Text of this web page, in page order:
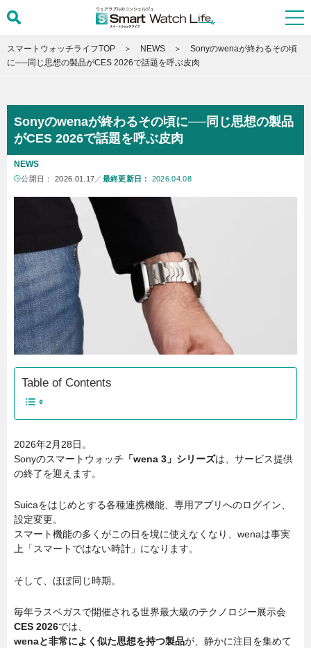
スマートウォッチライフTOP NEWS
Sonyのwenaが終わるその頃
に──同じ思想の製品がCES 2026で話題を呼ぶ皮肉
Sonyのwenaが終わるその頃に──同じ思想の製品
がCES 2026で話題を呼ぶ皮肉
NEWS
公開日： 2026.01.17 ／ 最終更新日： 2026.04.08
Table of Contents
2026年2月28日。
Sonyのスマートウォッチ 「wena 3」シリーズは、サービス提供
の終了を迎えます。
Suicaをはじめとする各種連携機能、専用アプリへのログイン、
設定変更。
スマート機能の多くがこの日を境に使えなくなり、wenaは事実
上「スマートではない時計」になります。
そして、ほぼ同じ時期。
毎年ラスベガスで開催される世界最大級のテクノロジー展示会
CES 2026では、
wenaと非常によく似た思想を持つ製品が、静かに注目を集めて